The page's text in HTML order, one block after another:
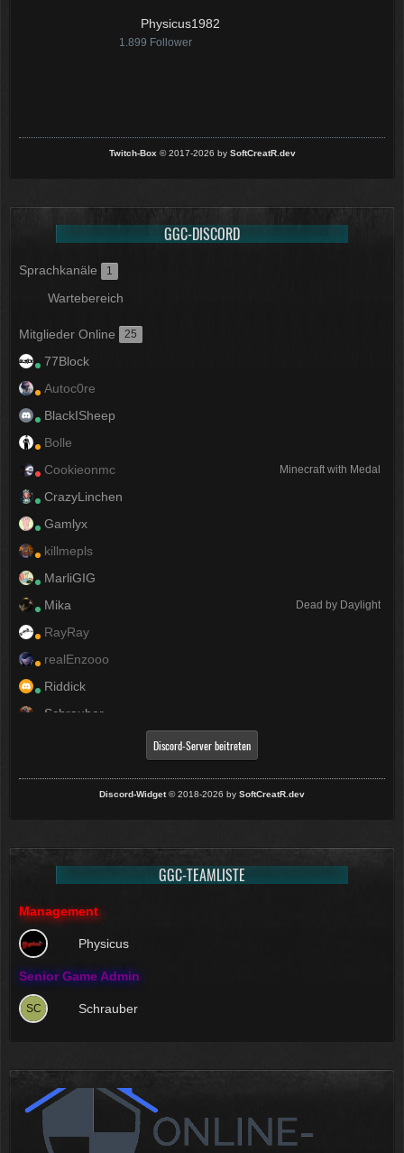
Physicus1982
1.899 Follower
Twitch-Box © 2017-2026 by SoftCreatR.dev
GGC-DISCORD
Sprachkanäle 1
Wartebereich
Mitglieder Online 25
77Block
Autoc0re
BlackISheep
Bolle
Cookieonmc
Minecraft with Medal
CrazyLinchen
Gamlyx
killmepls
MarliGIG
Mika
Dead by Daylight
RayRay
realEnzooo
Riddick
Schrauber
Discord-Server beitreten
Discord-Widget© 2018-2026 by SoftCreatR.dev
GGC-TEAMLISTE
Management
Physicus
Senior Game Admin
Schrauber